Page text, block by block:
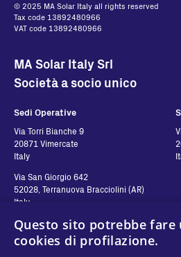
© 2025 MA Solar Italy all rights reserved
Tax code 13892480966
VAT code 13892480966
MA Solar Italy Srl
Società a socio unico
Sedi Operative
Via Torri Bianche 9
20871 Vimercate
Italy
Via San Giorgio 642
52028, Terranuova Bracciolini (AR)
Italy
Contatti
Questo sito potrebbe fare
cookies di profilazione.